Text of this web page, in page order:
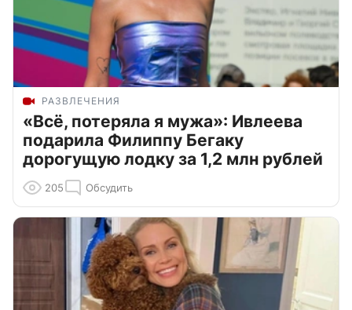
РАЗВЛЕЧЕНИЯ
«Всё, потеряла я мужа»: Ивлеева
подарила Филиппу Бегаку
дорогущую лодку за 1,2 млн рублей
205 Обсудить